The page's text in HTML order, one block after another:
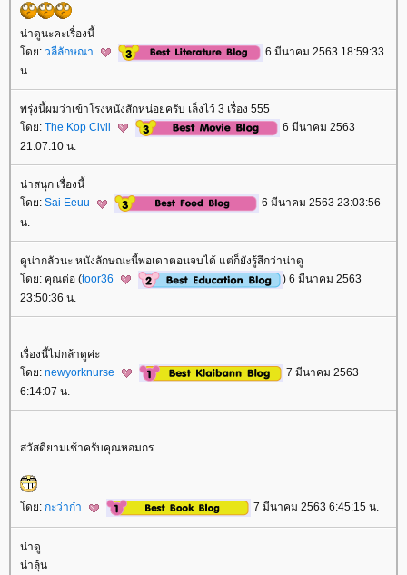
น่าดูนะคะเรื่องนี้
ดย: วลีลักษณา
6 มีนาคม 2563 18:59:33
น.
พรุ่งนี้ผมว่าเข้าโรงหนังสักหน่อยครับ เล็งไว้ 3 เรื่อง 555
ดย: The Kop Civil
6 มีนาคม 2563
21:07:10 น.
น่าสนุก เรื่องนี้
ดย: Sai Eeuu
6 มีนาคม 2563 23:03:56
น.
ดูน่ากลัวนะ หนังลักษณะนี้พอเดาตอนจบได้ แต่ก็ยังรู้สึกว่าน่าดู
ดย: คุณต่อ (toor36
) 6 มีนาคม 2563
23:50:36 น.
เรื่องนี้ไม่กล้าดูค่ะ
ดย: newyorknurse
7 มีนาคม 2563
6:14:07 น.
สวัสดียามเช้าครับคุณหอมกร
ดย: กะว่าก๋า 7 มีนาคม 2563 6:45:15 น.
น่าดู
น่าลุ้น